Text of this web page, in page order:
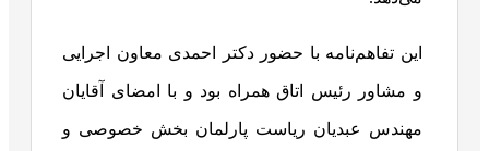
این تفاهم‌نامه با حضور دکتر احمدی معاون اجرایی
و مشاور رئیس اتاق همراه بود و با امضای آقایان
مهندس عبدیان ریاست پارلمان بخش خصوصی و